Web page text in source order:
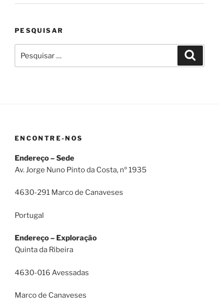
PESQUISAR
por:
ENCONTRE-NOS
Endereço – Sede
Av. Jorge Nuno Pinto da Costa, nº 1935
4630-291 Marco de Canaveses
Portugal
Endereço – Exploração
Quinta da Ribeira
4630-016 Avessadas
Marco de Canaveses